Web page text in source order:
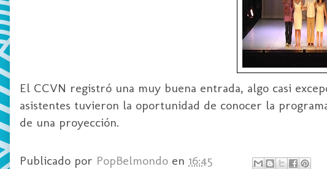
El CCVN registró una muy buena entrada, algo casi
asistentes tuvieron la oportunidad de conocer la
de una proyección.
Publicado por PopBelmondo en 16:45